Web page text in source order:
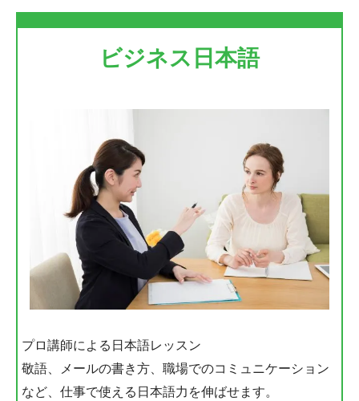
ビジネス日本語
プロ講師による日本語レッスン
敬語、メールの書き方、職場でのコミュニケーション
など、仕事で使える日本語力を伸ばせます。